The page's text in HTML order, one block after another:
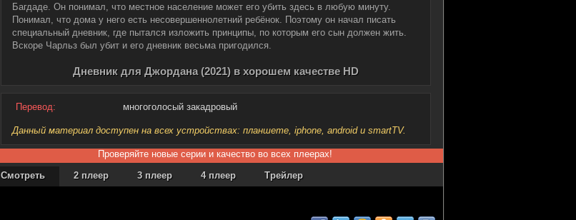
Багдаде. Он понимал, что местное население может его убить здесь в любую минуту.
Понимал, что дома у него есть несовершеннолетний ребёнок. Поэтому он начал писать
специальный дневник, где пытался изложить принципы, по которым его сын должен жить.
Вскоре Чарльз был убит и его дневник весьма пригодился.
Дневник для Джордана (2021) в хорошем качестве HD
Перевод: многоголосый закадровый
Данный материал доступен на всех устройствах: планшете, iphone, android и smartTV.
Проверяйте новые серии и качество во всех плеерах!
Смотреть
2 плеер 3 плеер 4 плеер Трейлер